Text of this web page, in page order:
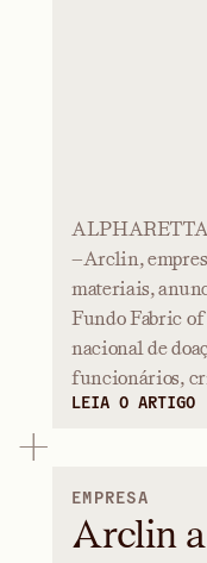
—Arclin,
materiais,
Fundo Fabric
nacional de
funcionários,
LEIA O ARTIGO
EMPRESA
Arclin